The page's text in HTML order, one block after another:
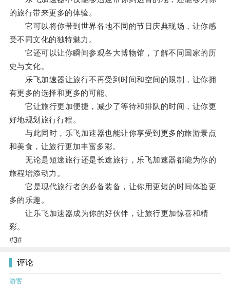
的旅行带来更多的体验。
它可以将你带到世界各地不同的节日庆典现场，让你感
受不同文化的独特魅力。
它还可以让你瞬间参观各大博物馆，了解不同国家的历
史与文化。
乐飞加速器让旅行不再受到时间和空间的限制，让你拥
有更多的选择和更多的可能。
它让旅行更加便捷，减少了等待和排队的时间，让你更
好地规划旅行行程。
与此同时，乐飞加速器也能让你享受到更多的旅游景点
和美食，让旅行更加丰富多彩。
无论是短途旅行还是长途旅行，乐飞加速器都能为你的
旅程增添动力。
它是现代旅行者的必备装备，让你用更短的时间体验更
多的乐趣。
让乐飞加速器成为你的好伙伴，让旅行更加惊喜和精
彩。
#3#
评论
游客